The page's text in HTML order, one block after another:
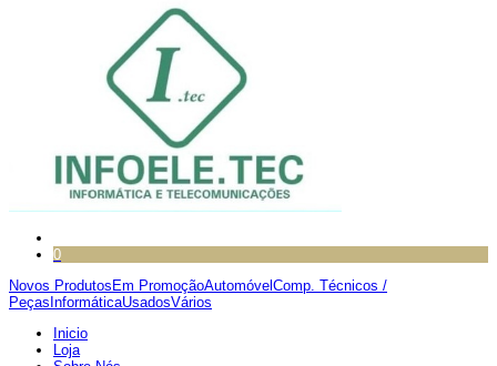
0
Novos Produtos Em PromoçãoAutomóvel Comp. Técnicos /
Peças InformáticaUsadosVários
Inicio
Loja